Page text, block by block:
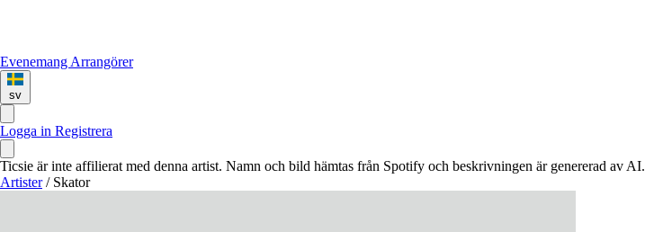
Evenemang Arrangörer
sv
Logga in Registrera
Ticsie är inte affilierat med denna artist. Namn och bild hämtas från Spotify och beskrivningen är genererad av AI.
Artister / Skator